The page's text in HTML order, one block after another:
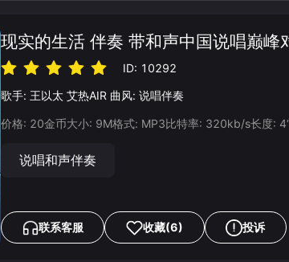
现实的生活 伴奏 带和声中国说唱巅峰
ID: 10292
歌手: 王以太 艾热AIR 曲风: 说唱伴奏
价格: 20金币大小: 9M格式: MP3比特率: 320kb/s长度:
说唱和声伴奏
联系客服 收藏(6) 投诉